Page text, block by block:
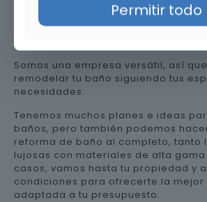
Huesca
Somos una empresa versátil, así
remodelar tu baño siguiendo tus
necesidades.
Tenemos muchos planes e ideas
baños, pero también podemos
reforma de baño al completo, tanto
lujosas con materiales de alta
casos, vamos hasta tu propiedad y
condiciones para ofrecerte la mejor
adaptada a tu presupuesto.
Permitir todo